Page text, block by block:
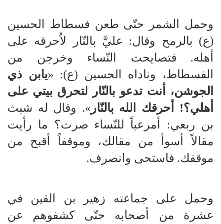
وحمل الشمر حتّى طعن فسطاط الحسين
(ع) بالرمح وقال: عليَّ بالنّار لاُحرقه على
أهله. فتصايحت النّساء وخرجن من
الفسطاط، وناداه الحسين (ع): «يابن ذي
الجوشن، أنت تدعو بالنّار لتحرق بيتي على
أهلي؟! أحرقك الله بالنّار ». وقال له شبث
بن ربعي: أمرعباً للنّساء صرت؟ ما رأيت
مقالاً أسوأ من مقالك، وموقفاً أقبح من
موقفك. فاستحى وانصرف.
وحمل على جماعته زهير بن القين في
عشرة من أصحابه حتّى كشفوهم عن